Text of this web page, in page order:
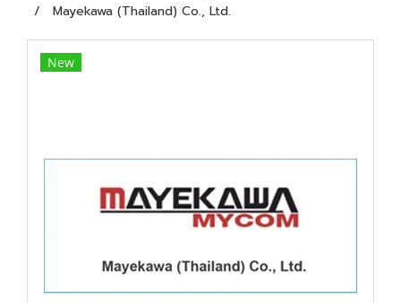
Mayekawa (Thailand) Co., Ltd.
New